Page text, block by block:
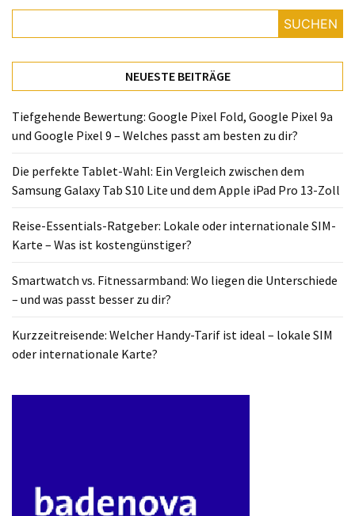
SUCHEN
NEUESTE BEITRÄGE
Tiefgehende Bewertung: Google Pixel Fold, Google Pixel 9a
und Google Pixel 9 – Welches passt am besten zu dir?
Die perfekte Tablet-Wahl: Ein Vergleich zwischen dem
Samsung Galaxy Tab S10 Lite und dem Apple iPad Pro 13-Zoll
Reise-Essentials-Ratgeber: Lokale oder internationale SIM-
Karte – Was ist kostengünstiger?
Smartwatch vs. Fitnessarmband: Wo liegen die Unterschiede
– und was passt besser zu dir?
Kurzzeitreisende: Welcher Handy-Tarif ist ideal – lokale SIM
oder internationale Karte?